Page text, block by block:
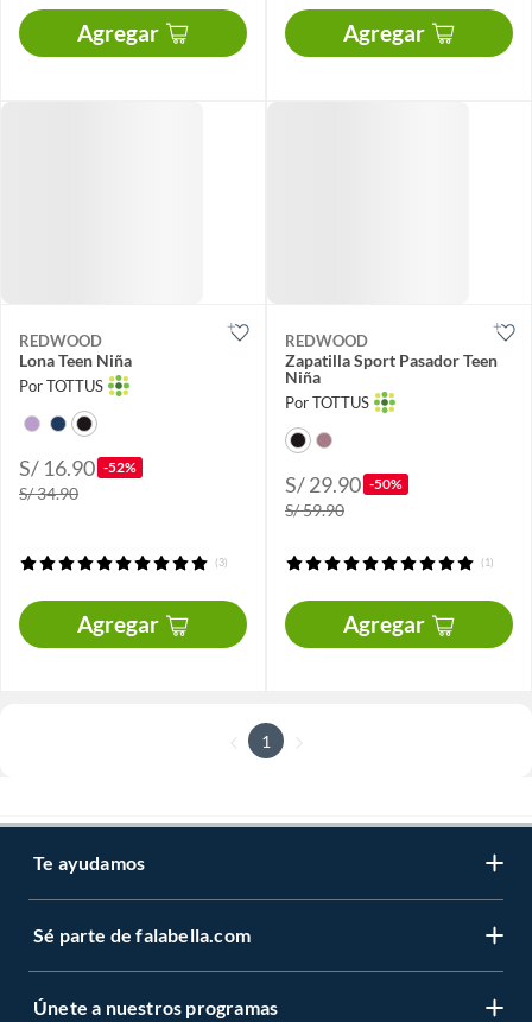
Agregar Agregar
REDWOOD
Lona Teen Niña
Por TOTTUS
S/ 16.90 -52%
S/ 34.90
(3)
Agregar
REDWOOD
Zapatilla Sport Pasador Teen
Niña
Por TOTTUS
S/ 29.90 -50%
S/ 59.90
(1)
Agregar
1
Te ayudamos
Sé parte de falabella.com
Únete a nuestros programas